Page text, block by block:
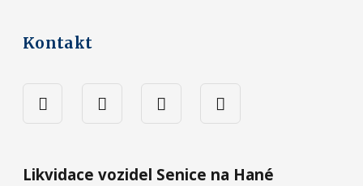
Kontakt
Likvidace vozidel Senice na Hané